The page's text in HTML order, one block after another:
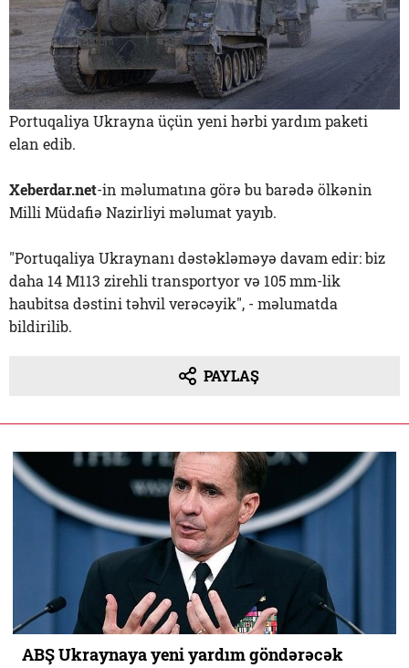
Portuqaliya Ukrayna üçün yeni hərbi yardım paketi
elan edib.
Xeberdar.net-in məlumatına görə bu barədə ölkənin
Milli Müdafiə Nazirliyi məlumat yayıb.
"Portuqaliya Ukraynanı dəstəkləməyə davam edir: biz
daha 14 M113 zirehli transportyor və 105 mm-lik
haubitsa dəstini təhvil verəcəyik", - məlumatda
bildirilib.
PAYLAŞ
ABŞ Ukraynaya yeni yardım göndərəcək